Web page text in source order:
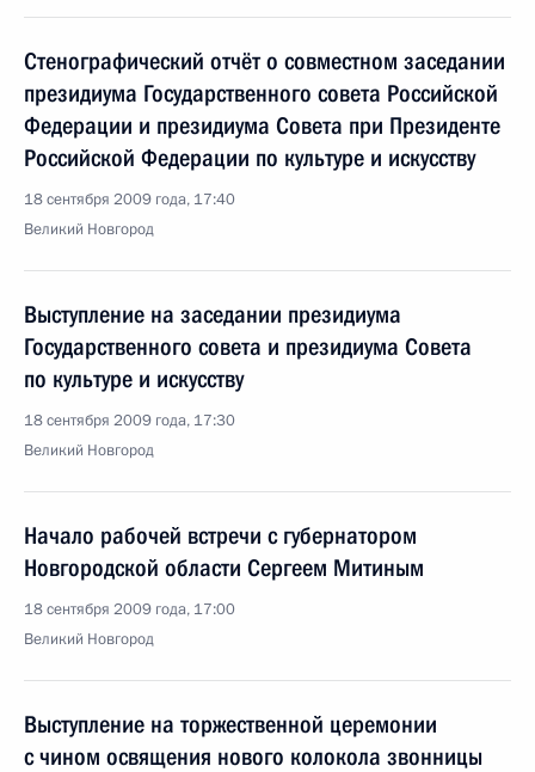
Стенографический отчёт о совместном заседании
президиума Государственного совета Российской
Федерации и президиума Совета при Президенте
Российской Федерации по культуре и искусству
18 сентября 2009 года, 17:40
Великий Новгород
Выступление на заседании президиума
Государственного совета и президиума Совета
по культуре и искусству
18 сентября 2009 года, 17:30
Великий Новгород
Начало рабочей встречи с губернатором
Новгородской области Сергеем Митиным
18 сентября 2009 года, 17:00
Великий Новгород
Выступление на торжественной церемонии
с чином освящения нового колокола звонницы